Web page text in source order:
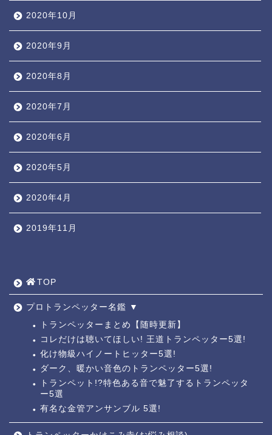
2020年10月
2020年9月
2020年8月
2020年7月
2020年6月
2020年5月
2020年4月
2019年11月
TOP
プロトランペッター名鑑 ▼
トランペッターまとめ【随時更新】
コレだけは聴いてほしい! 王道トランペッター5選!
化け物級ハイノートヒッター5選!
ダーク、暖かい音色のトランペッター5選!
トランペット!?特色ある音で魅了するトランペッタ
ー5選
有名な金管アンサンブル 5選!
トランペッター名鑑 ┫
トランペットの練習法 ┫
お悩み相談回答┛